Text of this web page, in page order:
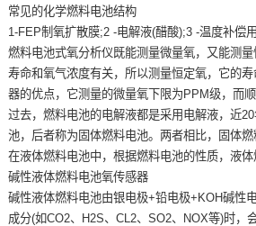
常见的化学燃料电池结构
1-FEP制氧扩散膜;2 -电解液(醋酸);3 -温度补偿
燃料电池式氧分析仪既能测量微量氧，又能测
寿命和氧气浓度有关，所以测量恒定氧，它的
器的优点，它测量的微量氧下限为PPM级，而
过去，燃料电池的电解液都是采用电解液，近
池，后者称为固体燃料电池。两者相比，固体
在液体燃料电池中，根据燃料电池的性质，液
碱性液体燃料电池氧传感器
碱性液体燃料电池由银电极+铅电极+KOH碱性
成分(如CO2、H2S、CL2、SO2、NOX等)时